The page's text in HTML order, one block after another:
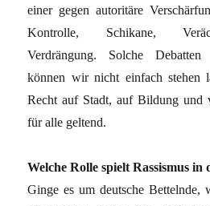
einer gegen autoritäre
Kontrolle, Schikane,
Verdrängung. Solche Debatten
können wir nicht einfach stehen
Recht auf Stadt, auf Bildung und
für alle geltend.
Welche Rolle spielt Rassismus in
Ginge es um deutsche Bettelnde,